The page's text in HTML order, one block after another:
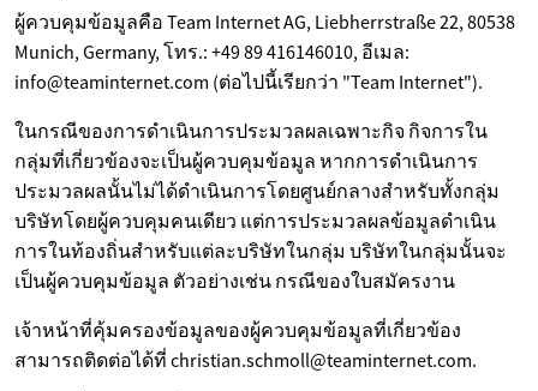
ผู้ควบคุมข้อมูลคือ Team Internet AG, Liebherrstraße 22, 80538
Munich, Germany, โทร.: +49 89 416146010, อีเมล:
info@teaminternet.com (ต่อไปนี้เรียกว่า "Team Internet").
ในกรณีของการดำเนินการประมวลผลเฉพาะกิจ กิจการใน
กลุ่มที่เกี่ยวข้องจะเป็นผู้ควบคุมข้อมูล หากการดำเนินการ
ประมวลผลนั้นไม่ได้ดำเนินการโดยศูนย์กลางสำหรับทั้งกลุ่ม
บริษัทโดยผู้ควบคุมคนเดียว แต่การประมวลผลข้อมูลดำเนิน
การในท้องถิ่นสำหรับแต่ละบริษัทในกลุ่ม บริษัทในกลุ่มนั้นจะ
เป็นผู้ควบคุมข้อมูล ตัวอย่างเช่น กรณีของใบสมัครงาน
เจ้าหน้าที่คุ้มครองข้อมูลของผู้ควบคุมข้อมูลที่เกี่ยวข้อง
สามารถติดต่อได้ที่ christian.schmoll@teaminternet.com.